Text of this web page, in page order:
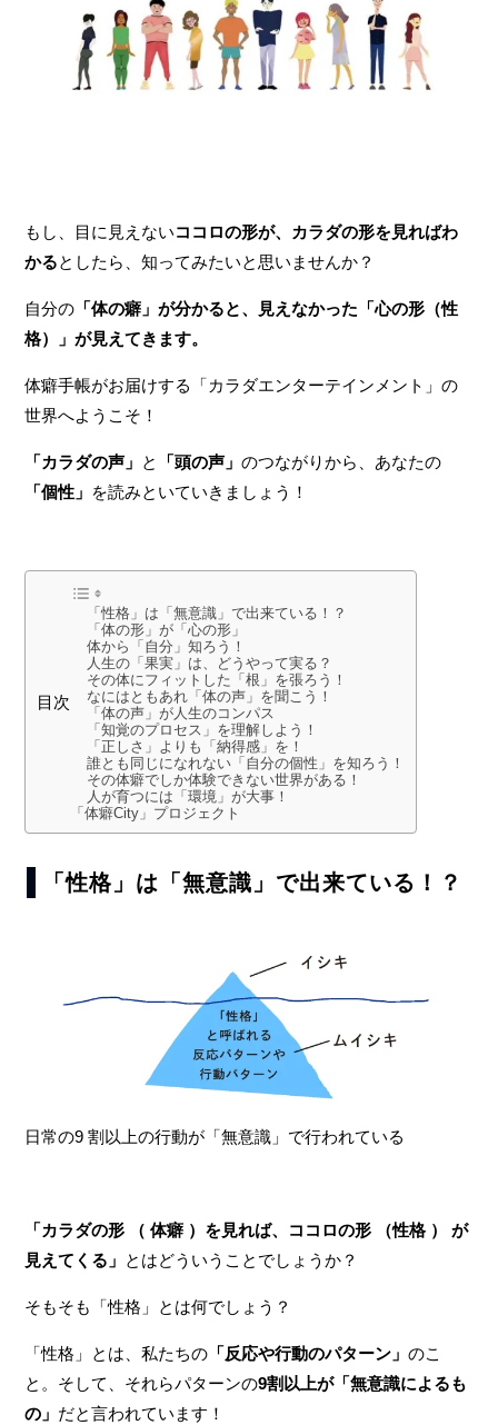
もし、目に見えないココロの形が、カラダの形を見ればわ
かるとしたら、知ってみたいと思いませんか？
自分の 「体の癖」が分かると、見えなかった「心の形（性
格）」が見えてきます。
体癖手帳がお届けする「カラダエンターテインメント」の
世界へようこそ！
「カラダの声」 と 「頭の声」のつながりから、あなたの
「個性」 を読みといていきましょう！
目次
「性格」は「無意識」で出来ている！？
「体の形」が「心の形」
体から「自分」知ろう！
人生の「果実」は、どうやって実る？
その体にフィットした「根」を張ろう！
なにはともあれ「体の声」を聞こう！
「体の声」が人生のコンパス
「知覚のプロセス」を理解しよう！
「正しさ」よりも「納得感」を！
誰とも同じになれない「自分の個性」を知ろう！
その体癖でしか体験できない世界がある！
人が育つには「環境」が大事！
「体癖City」プロジェクト
「性格」は「無意識」で出来ている！？
日常の9 割以上の行動が「無意識」で行われている
「カラダの形 （ 体癖 ）を見れば、ココロの形 （性格 ） が
見えてくる」 とはどういうことでしょうか？
そもそも「性格」とは何でしょう？
「性格」とは、私たちの 「反応や行動のパターン」のこ
と。そして、それらパターンの9割以上が「無意識によるも
の」 だと言われています！